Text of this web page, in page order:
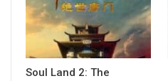
Soul Land 2: The